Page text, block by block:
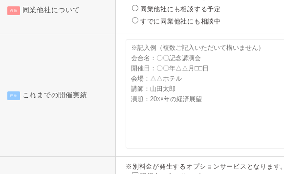
必須 同業他社について
同業他社にも相談する予定
すでに同業他社にも相談中
任意 これまでの開催実績
※別料金が発生するオプションサービスとなります。